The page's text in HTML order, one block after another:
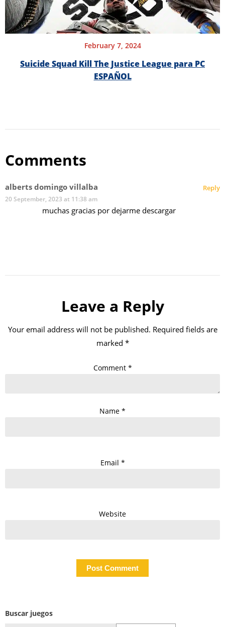
February 7, 2024
Suicide Squad Kill The Justice League para PC
ESPAÑOL
Comments
alberts domingo villalba
20 September, 2023 at 11:38 am
muchas gracias por dejarme descargar
Reply
Leave a Reply
Your email address will not be published. Required fields are
marked *
Comment *
Name *
Email *
Website
Buscar juegos